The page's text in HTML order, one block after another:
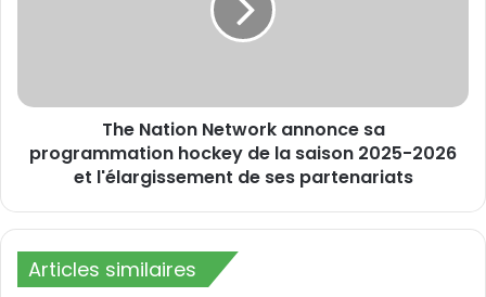
la
2025-
l'élargissement
ses
partenariats
The Nation Network annonce sa
programmation hockey de la saison 2025-2026
et l'élargissement de ses partenariats
Articles similaires